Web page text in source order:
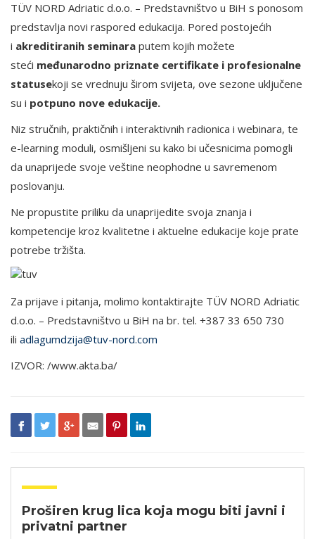
TÜV NORD Adriatic d.o.o. – Predstavništvo u BiH s ponosom
predstavlja novi raspored edukacija. Pored postojećih
i akreditiranih seminara putem kojih možete
steći međunarodno priznate certifikate i profesionalne
statusekoji se vrednuju širom svijeta, ove sezone uključene
su i potpuno nove edukacije.
Niz stručnih, praktičnih i interaktivnih radionica i webinara, te
e-learning moduli, osmišljeni su kako bi učesnicima pomogli
da unaprijede svoje veštine neophodne u savremenom
poslovanju.
Ne propustite priliku da unaprijedite svoja znanja i
kompetencije kroz kvalitetne i aktuelne edukacije koje prate
potrebe tržišta.
Za prijave i pitanja, molimo kontaktirajte TÜV NORD Adriatic
d.o.o. – Predstavništvo u BiH na br. tel. +387 33 650 730
ili adlagumdzija@tuv-nord.com
IZVOR: /www.akta.ba/
Proširen krug lica koja mogu biti javni i
privatni partner